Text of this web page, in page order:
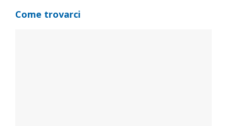
Come trovarci